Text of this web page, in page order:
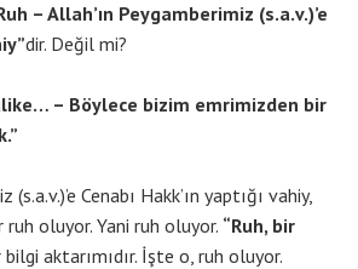
– Allah’ın Peygamberimiz (s.a.v.)’e
dir. Değil mi?
– Böylece bizim emrimizden bir
Cenabı Hakk’ın yaptığı vahiy,
ruh oluyor. Yani ruh oluyor. “Ruh, bir
bilgi aktarımıdır. İşte o, ruh oluyor.